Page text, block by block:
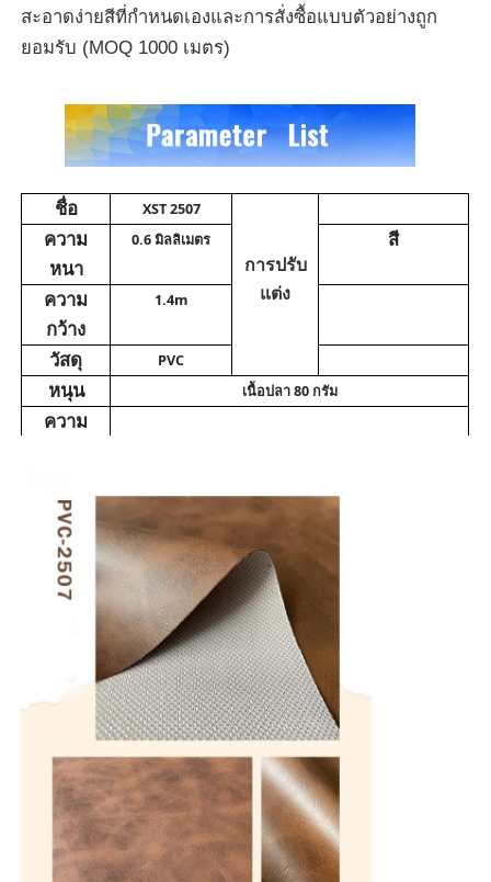
เกี่ยวกับเรา
ทัวร์โรงงาน
การควบคุมคุณภาพ
ติดต่อเรา
ข่าว
กรณี
วัสดุหนังพีวีซี
วัสดุ Eco Leather
สิวซิลิโคน
ผิวหนังไมโครไฟเบอร์
วัสดุหนัง PU
สะอาดง่ายสีที่กําหนดเองและการสั่งซื้อแบบตัวอย่างถูก
ยอมรับ (MOQ 1000 เมตร)
ชื่อ XST 2507
การปรับ
แต่ง
ความ
หนา
0.6 มิลลิเมตร สี
ความ
กว้าง
1.4m
วัสดุ PVC
หนุน เนื้อปลา 80 กรัม
ความ
แห้ง
ความ
แข็งแรง
ของสี -
4-5
ต้านทาน
ลิส
≥ 48
การบิด
ความ
แข็งแรง
≥200000